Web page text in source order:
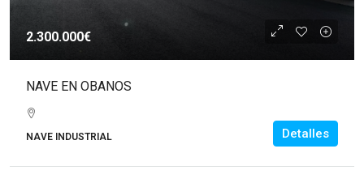
2.300.000€
NAVE EN OBANOS
NAVE INDUSTRIAL Detalles